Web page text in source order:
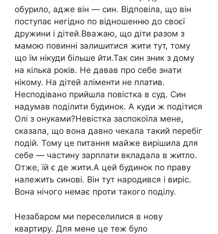
обурило, адже він — син. Відповіла, що він
поступає негідно по відношенню до своєї
дружини і дітей.Вважаю, що діти разом з
мамою повинні залишитися жити тут, тому
що їм нікуди більше йти.Так син зник з дому
на кілька років. Не давав про себе знати
нікому. На дітей аліменти не платив.
Несподівано прийшла повістка в суд. Син
надумав поділити будинок. А куди ж подітися
Олі з онуками?Невістка заспокоїла мене,
сказала, що вона давно чекала такий перебіг
подій. Тому це питання майже вирішила для
себе — частину зарплати вкладала в житло.
Отже, їй є де жити.А цей будинок по праву
належить синові. Він тут народився і виріс.
Вона нічого немає проти такого поділу.
Незабаром ми переселилися в нову
квартиру. Для мене це теж було